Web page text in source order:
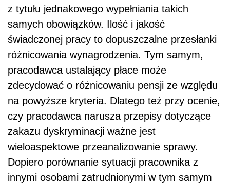
z tytułu jednakowego wypełniania takich
samych obowiązków. Ilość i jakość
świadczonej pracy to dopuszczalne przesłanki
różnicowania wynagrodzenia. Tym samym,
pracodawca ustalający płace może
zdecydować o różnicowaniu pensji ze względu
na powyższe kryteria. Dlatego też przy ocenie,
czy pracodawca narusza przepisy dotyczące
zakazu dyskryminacji ważne jest
wieloaspektowe przeanalizowanie sprawy.
Dopiero porównanie sytuacji pracownika z
innymi osobami zatrudnionymi w tym samym